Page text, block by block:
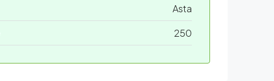
Asta
250